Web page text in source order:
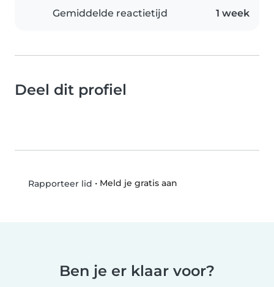
Gemiddelde reactietijd 1 week
Deel dit profiel
Rapporteer lid • Meld je gratis aan
Ben je er klaar voor?